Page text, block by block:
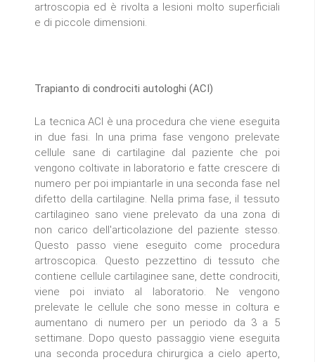
artroscopia ed è rivolta a lesioni molto superficiali
e di piccole dimensioni.
Trapianto di condrociti autologhi (ACI)
La tecnica ACI è una procedura che viene eseguita
in due fasi. In una prima fase vengono prelevate
cellule sane di cartilagine dal paziente che poi
vengono coltivate in laboratorio e fatte crescere di
numero per poi impiantarle in una seconda fase nel
difetto della cartilagine. Nella prima fase, il tessuto
cartilagineo sano viene prelevato da una zona di
non carico dell'articolazione del paziente stesso.
Questo passo viene eseguito come procedura
artroscopica. Questo pezzettino di tessuto che
contiene cellule cartilaginee sane, dette condrociti,
viene poi inviato al laboratorio. Ne vengono
prelevate le cellule che sono messe in coltura e
aumentano di numero per un periodo da 3 a 5
settimane. Dopo questo passaggio viene eseguita
una seconda procedura chirurgica a cielo aperto,